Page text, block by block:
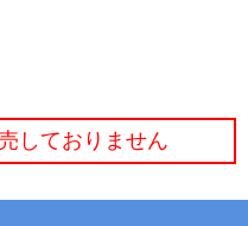
しておりません